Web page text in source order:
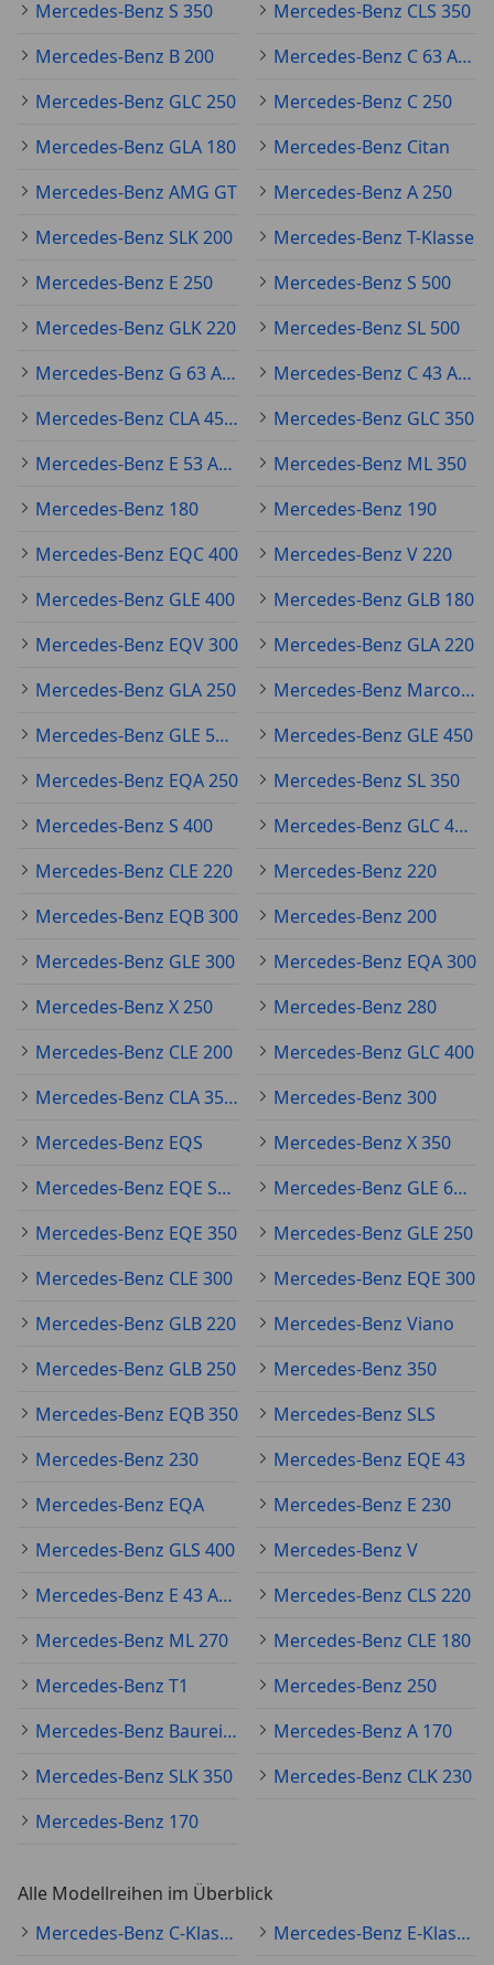
Mercedes-Benz S 350
Mercedes-Benz CLS 350
Mercedes-Benz B 200
Mercedes-Benz C 63 AMG
Mercedes-Benz GLC 250
Mercedes-Benz C 250
Mercedes-Benz GLA 180
Mercedes-Benz Citan
Mercedes-Benz AMG GT
Mercedes-Benz A 250
Mercedes-Benz SLK 200
Mercedes-Benz T-Klasse
Mercedes-Benz E 250
Mercedes-Benz S 500
Mercedes-Benz GLK 220
Mercedes-Benz SL 500
Mercedes-Benz G 63 AMG
Mercedes-Benz C 43 AMG
Mercedes-Benz CLA 45 AMG
Mercedes-Benz GLC 350
Mercedes-Benz E 53 AMG
Mercedes-Benz ML 350
Mercedes-Benz 180
Mercedes-Benz 190
Mercedes-Benz EQC 400
Mercedes-Benz V 220
Mercedes-Benz GLE 400
Mercedes-Benz GLB 180
Mercedes-Benz EQV 300
Mercedes-Benz GLA 220
Mercedes-Benz GLA 250
Mercedes-Benz Marco Polo
Mercedes-Benz GLE 53 AMG
Mercedes-Benz GLE 450
Mercedes-Benz EQA 250
Mercedes-Benz SL 350
Mercedes-Benz S 400
Mercedes-Benz GLC 43 AMG
Mercedes-Benz CLE 220
Mercedes-Benz 220
Mercedes-Benz EQB 300
Mercedes-Benz 200
Mercedes-Benz GLE 300
Mercedes-Benz EQA 300
Mercedes-Benz X 250
Mercedes-Benz 280
Mercedes-Benz CLE 200
Mercedes-Benz GLC 400
Mercedes-Benz CLA 35 AMG
Mercedes-Benz 300
Mercedes-Benz EQS
Mercedes-Benz X 350
Mercedes-Benz EQE SUV
Mercedes-Benz GLE 63 AMG
Mercedes-Benz EQE 350
Mercedes-Benz GLE 250
Mercedes-Benz CLE 300
Mercedes-Benz EQE 300
Mercedes-Benz GLB 220
Mercedes-Benz Viano
Mercedes-Benz GLB 250
Mercedes-Benz 350
Mercedes-Benz EQB 350
Mercedes-Benz SLS
Mercedes-Benz 230
Mercedes-Benz EQE 43
Mercedes-Benz EQA
Mercedes-Benz E 230
Mercedes-Benz GLS 400
Mercedes-Benz V
Mercedes-Benz E 43 AMG
Mercedes-Benz CLS 220
Mercedes-Benz ML 270
Mercedes-Benz CLE 180
Mercedes-Benz T1
Mercedes-Benz 250
Mercedes-Benz Baureihe 124
Mercedes-Benz A 170
Mercedes-Benz SLK 350
Mercedes-Benz CLK 230
Mercedes-Benz 170
Alle Modellreihen im Überblick
Mercedes-Benz C-Klasse (alle)
Mercedes-Benz E-Klasse (alle)